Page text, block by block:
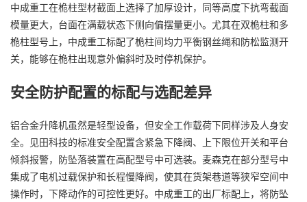
中成重工在桅柱型材截面上选择了加厚设计，同等高度下抗弯截面
模量更大，台面在满载状态下侧向偏摆量更小。尤其在双桅柱和多
桅柱型号上，中成重工标配了桅柱间均力平衡钢丝绳和防松监测开
关，能够在桅柱出现意外偏斜时及时停机保护。
安全防护配置的标配与选配差异
铝合金升降机虽然是轻型设备，但安全工作载荷下同样涉及人身安
全。见田科技的标准安全配置含紧急下降阀、上下限位开关和平台
倾斜报警，防坠落装置在高配型号中可选装。麦森克在部分型号中
集成了电机过载保护和长程慢降阀，使其在货架巷道等狭窄空间中
操作时，下降动作的可控性更好。中成重工的出厂标配上，将防坠